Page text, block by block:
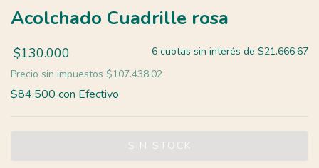
Acolchado Cuadrille rosa
$130.000 6 cuotas sin interés de $21.666,67
Precio sin impuestos $107.438,02
$84.500 con Efectivo